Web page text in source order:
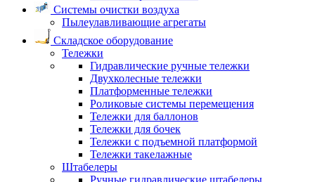
Системы очистки воздуха
Пылеулавливающие агрегаты
Складское оборудование
Тележки
Гидравлические ручные тележки
Двухколесные тележки
Платформенные тележки
Роликовые системы перемещения
Тележки для баллонов
Тележки для бочек
Тележки с подъемной платформой
Тележки такелажные
Штабелеры
Ручные гидравлические штабелеры